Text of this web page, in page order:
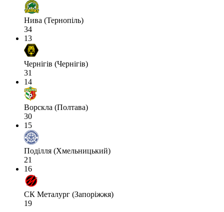
Нива (Тернопіль)
34
13
Чернігів (Чернігів)
31
14
Ворскла (Полтава)
30
15
Поділля (Хмельницький)
21
16
СК Металург (Запоріжжя)
19